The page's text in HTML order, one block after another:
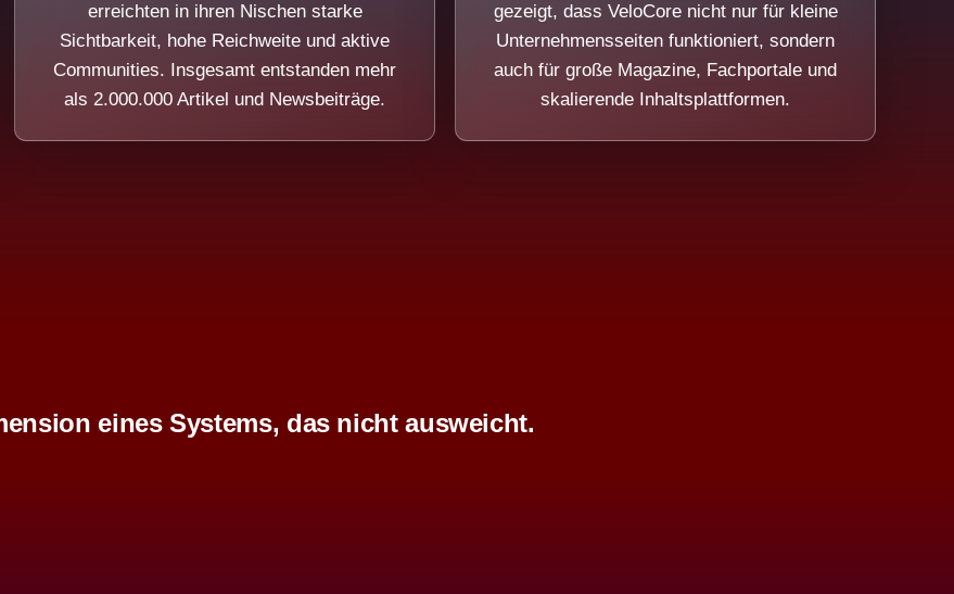
erreichten in ihren Nischen starke
Sichtbarkeit, hohe Reichweite und aktive
Communities. Insgesamt entstanden mehr
als 2.000.000 Artikel und Newsbeiträge.
gezeigt, dass VeloCore nicht nur für kleine
Unternehmensseiten funktioniert, sondern
auch für große Magazine, Fachportale und
skalierende Inhaltsplattformen.
eines Systems, das nicht ausweicht.